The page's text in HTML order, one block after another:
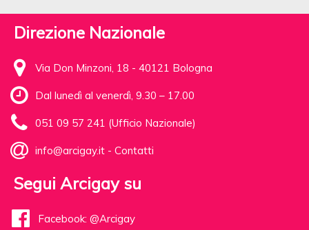
Direzione Nazionale
Via Don Minzoni, 18 - 40121 Bologna
Dal lunedì al venerdì, 9.30 – 17.00
051 09 57 241 (Ufficio Nazionale)
info@arcigay.it - Contatti
Segui Arcigay su
Facebook: @Arcigay